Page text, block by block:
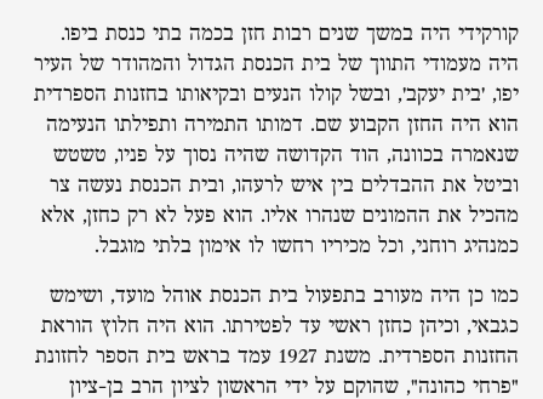
קורקידי היה במשך שנים רבות חזן בכמה בתי כנסת ביפו.
היה מעמודי התווך של בית הכנסת הגדול והמהודר של העיר
יפו, 'בית יעקב', ובשל קולו הנעים ובקיאותו בחזנות הספרדית
הוא היה החזן הקבוע שם. דמותו התמירה ותפילתו הנעימה
שנאמרה בכוונה, הוד הקדושה שהיה נסוך על פניו, טשטש
וביטל את ההבדלים בין איש לרעהו, ובית הכנסת נעשה צר
מהכיל את ההמונים שנהרו אליו. הוא פעל לא רק כחזן, אלא
כמנהיג רוחני, וכל מכיריו רחשו לו אימון בלתי מוגבל.
כמו כן היה מעורב בתפעול בית הכנסת אוהל מועד, ושימש
כגבאי, וכיהן כחזן ראשי עד לפטירתו. הוא היה חלוץ הוראת
החזנות הספרדית. משנת 1927 עמד בראש בית הספר לחזונת
"פרחי כהונה", שהוקם על ידי הראשון לציון הרב בן-ציון